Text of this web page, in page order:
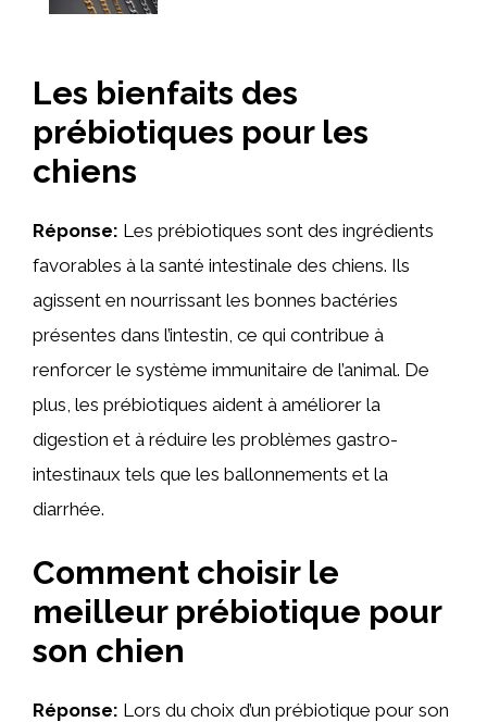
Les bienfaits des
prébiotiques pour les
chiens
Réponse: Les prébiotiques sont des ingrédients
favorables à la santé intestinale des chiens. Ils
agissent en nourrissant les bonnes bactéries
présentes dans l’intestin, ce qui contribue à
renforcer le système immunitaire de l’animal. De
plus, les prébiotiques aident à améliorer la
digestion et à réduire les problèmes gastro-
intestinaux tels que les ballonnements et la
diarrhée.
Comment choisir le
meilleur prébiotique pour
son chien
Réponse: Lors du choix d’un prébiotique pour son